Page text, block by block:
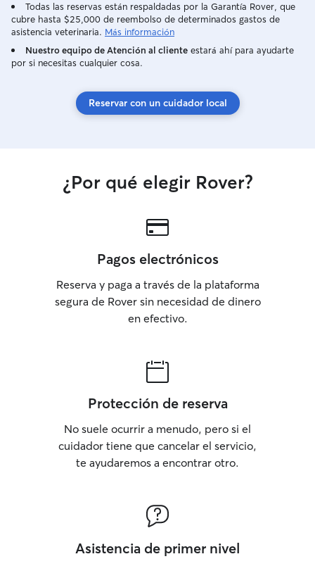
conmigo para cualquier duda. 🤗
Actualmente trabajo en horario de
mañana de lunes a viernes y guardias
según cuadrante, porque lo que por lo
general, tengo disponibilidad por las
Actualmente, no ofrezco servicio de
guardería en mi domicilio no disponer
Todas las reservas están respaldadas por la Garantía Rover, que
cubre hasta $25,000 de reembolso de determinados gastos de
asistencia veterinaria. Más información
Nuestro equipo de Atención al cliente estará ahí para ayudarte
por si necesitas cualquier cosa.
Reservar con un cuidador local
¿Por qué elegir Rover?
Pagos electrónicos
Reserva y paga a través de la plataforma
segura de Rover sin necesidad de dinero
en efectivo.
Protección de reserva
No suele ocurrir a menudo, pero si el
cuidador tiene que cancelar el servicio,
te ayudaremos a encontrar otro.
Asistencia de primer nivel